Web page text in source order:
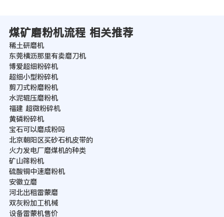
煤矿磨粉机流程 相关推荐
稀土研磨机
东莞横沥那里有卖磨刀机
博爱超细粉碎机
超细小型粉碎机
剪刀式粉磨粉机
水泥辊压磨粉机
福建 超微粉碎机
黄磷粉碎机
宝石可以磨成粉吗
北京朝阳区买砂石机皮带的
火力发电厂磨煤机的种类
矿山筛粉机
硫酸铜中速磨粉机
安徽立磨
河北出租雷蒙磨
双灰粉加工机械
设备雷蒙机售价